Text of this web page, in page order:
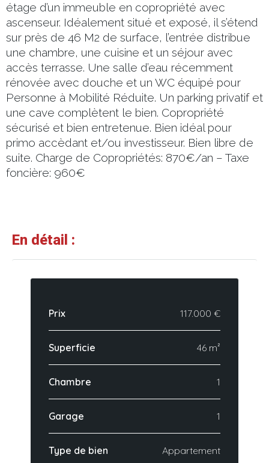
étage d’un immeuble en copropriété avec
ascenseur. Idéalement situé et exposé, il s’étend
sur près de 46 M2 de surface, l’entrée distribue
une chambre, une cuisine et un séjour avec
accès terrasse. Une salle d’eau récemment
rénovée avec douche et un WC équipé pour
Personne à Mobilité Réduite. Un parking privatif et
une cave complètent le bien. Copropriété
sécurisé et bien entretenue. Bien idéal pour
primo accèdant et/ou investisseur. Bien libre de
suite. Charge de Copropriétés: 870€/an – Taxe
foncière: 960€
En détail :
Prix 117.000 €
Superficie 46 m²
Chambre 1
Garage 1
Type de bien Appartement